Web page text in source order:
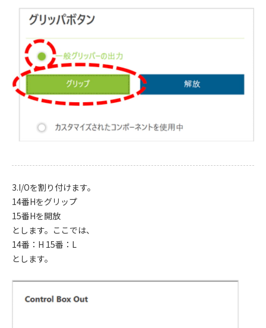
3.I/Oを割り付けます。
14番Hをグリップ
15番Hを開放
とします。ここでは、
14番：H 15番：L
とします。